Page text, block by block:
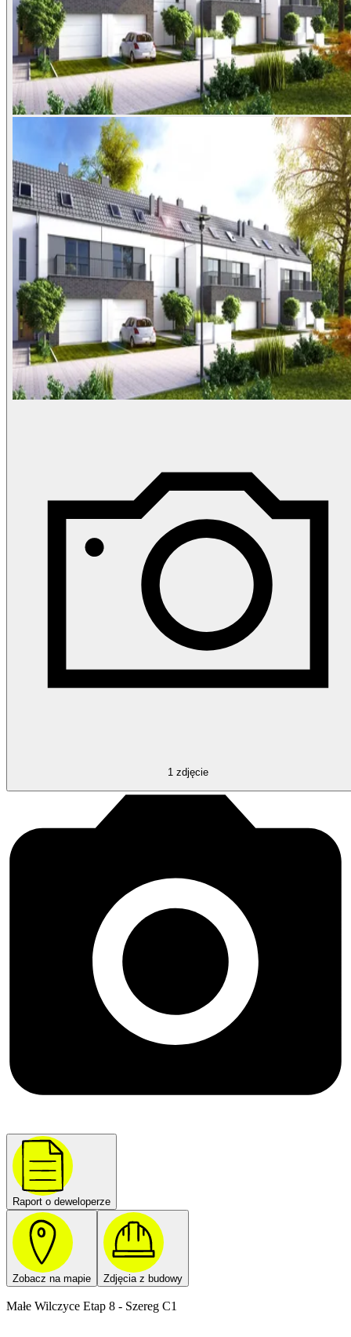
1 zdjęcie
Raport o deweloperze
Zobacz na mapie Zdjęcia z budowy
Małe Wilczyce Etap 8 - Szereg C1